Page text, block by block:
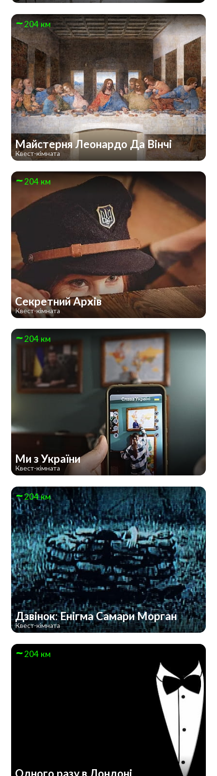
204 км
Майстерня Леонардо Да Вінчі
Квест-кімната
204 км
Секретний Архів
Квест-кімната
204 км
Ми з України
Квест-кімната
204 км
Дзвінок: Енігма Самари Морган
Квест-кімната
204 км